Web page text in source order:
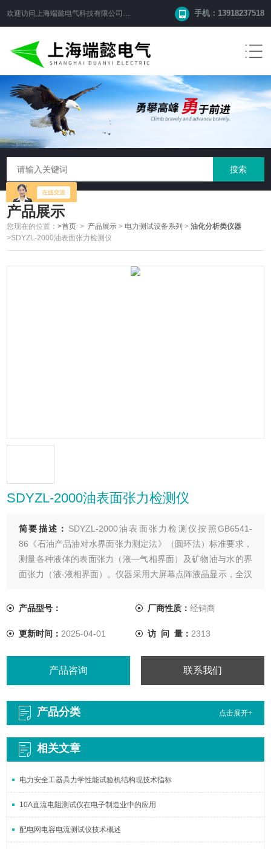
欢迎访问 上海端懿电气科技有限公司 网站！ 手机：13918237518
产品展示
您现在的位置：>首页 > 产品展示 > 电力测试设备系列 >油化分析类仪器
>SDYZL-2000油表面张力检测仪
SDYZL-2000油表面张力检测仪
简要描述： SDYZL-2000油表面张力检测仪按照GB6541-
86《石油产品油对水界面张力测定法》（圆环法）标准要求，
测量各种液体的表面张力（液—气相界面）及矿物油与水的界
面张力（液-液相界面）。仪器采用大屏幕点阵液晶显示，全汉
好，操作极为简单，只需开机后按菜单提示操作，便可完成全
印、自动平均值计算
产品型号： 厂商性质： 经销商
更新时间： 2025-04-01 访 问 量： 2313
产品咨询 联系我们
产品分类 点击展开+
相关文章
电力安全工器具力学性能试验机结构现技术指标
10A直流电阻测试仪在电子制造业中的应用
配电网电容电流测试仪技术概述